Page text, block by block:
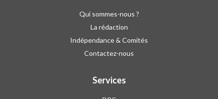
Qui sommes-nous ?
La rédaction
Indépendance & Comités
Contactez-nous
Services